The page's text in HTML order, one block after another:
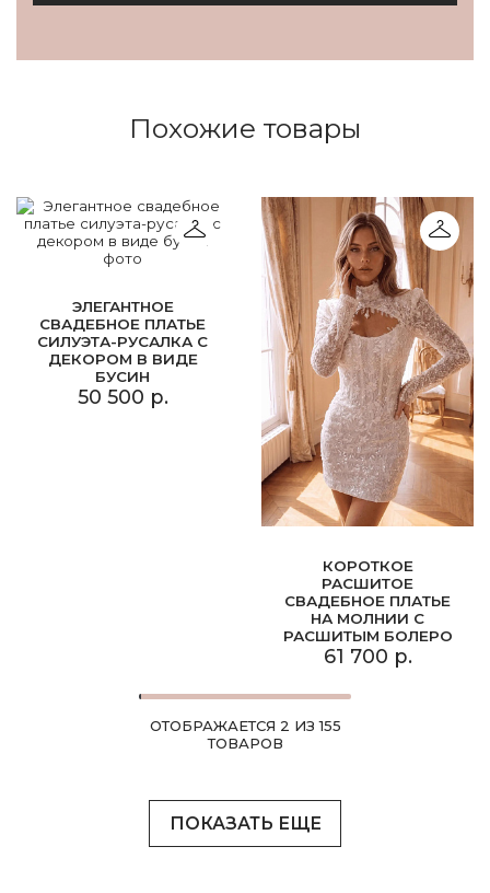
Похожие товары
ЭЛЕГАНТНОЕ
СВАДЕБНОЕ ПЛАТЬЕ
СИЛУЭТА-РУСАЛКА С
ДЕКОРОМ В ВИДЕ
БУСИН
50 500 р.
КОРОТКОЕ
РАСШИТОЕ
СВАДЕБНОЕ ПЛАТЬЕ
НА МОЛНИИ С
РАСШИТЫМ БОЛЕРО
61 700 р.
ОТОБРАЖАЕТСЯ 2 ИЗ 155
ТОВАРОВ
ПОКАЗАТЬ ЕЩЕ